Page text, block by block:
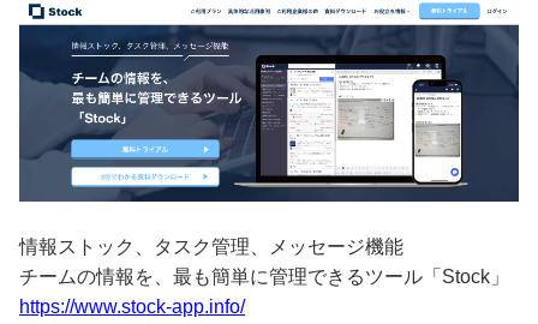
情報ストック、タスク管理、メッセージ機能
チームの情報を、最も簡単に管理できるツール「Stock」
https://www.stock-app.info/